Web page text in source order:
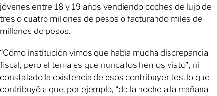
jóvenes entre 18 y 19 años vendiendo coches de lujo de
tres o cuatro millones de pesos o facturando miles de
millones de pesos.
“Cómo institución vimos que había mucha discrepancia
fiscal; pero el tema es que nunca los hemos visto”, ni
constatado la existencia de esos contribuyentes, lo que
contribuyó a que, por ejemplo, “de la noche a la mañana